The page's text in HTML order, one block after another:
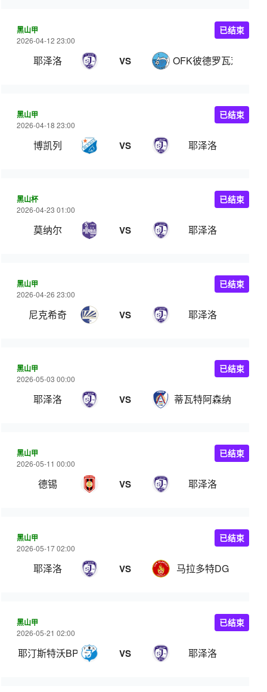
黑山甲
2026-04-12 23:00
耶泽洛 VS OFK彼德罗瓦茨
已结束
黑山甲
2026-04-18 23:00
博凯列 VS 耶泽洛
已结束
黑山杯
2026-04-23 01:00
莫纳尔 VS 耶泽洛
已结束
黑山甲
2026-04-26 23:00
尼克希奇 VS 耶泽洛
已结束
黑山甲
2026-05-03 00:00
耶泽洛 VS 蒂瓦特阿森纳
已结束
黑山甲
2026-05-11 00:00
德锡 VS 耶泽洛
已结束
黑山甲
2026-05-17 02:00
耶泽洛 VS 马拉多特DG
已结束
黑山甲
2026-05-21 02:00
耶汀斯特沃BP VS 耶泽洛
已结束